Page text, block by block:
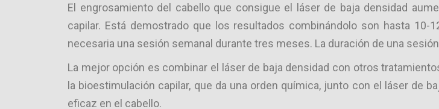
El engrosamiento del cabello que consigue el láser de baja densidad
capilar. Está demostrado que los resultados combinándolo son hasta
necesaria una sesión semanal durante tres meses. La duración de una
La mejor opción es combinar el láser de baja densidad con otros
la bioestimulación capilar, que da una orden química, junto con el láser de
eficaz en el cabello.